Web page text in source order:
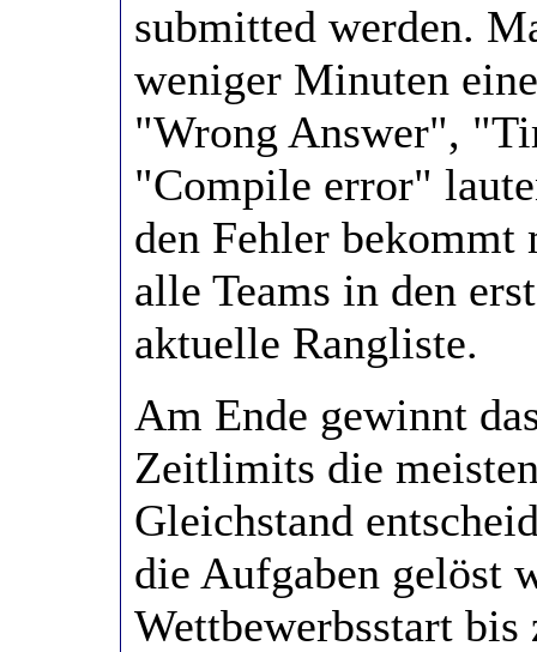
submitted werden.
weniger Minuten
"Wrong Answer",
"Compile error"
den Fehler
alle Teams in den
aktuelle Rangliste.
Am Ende gewinnt
Zeitlimits die
Gleichstand
die Aufgaben gelöst
Wettbewerbsstart